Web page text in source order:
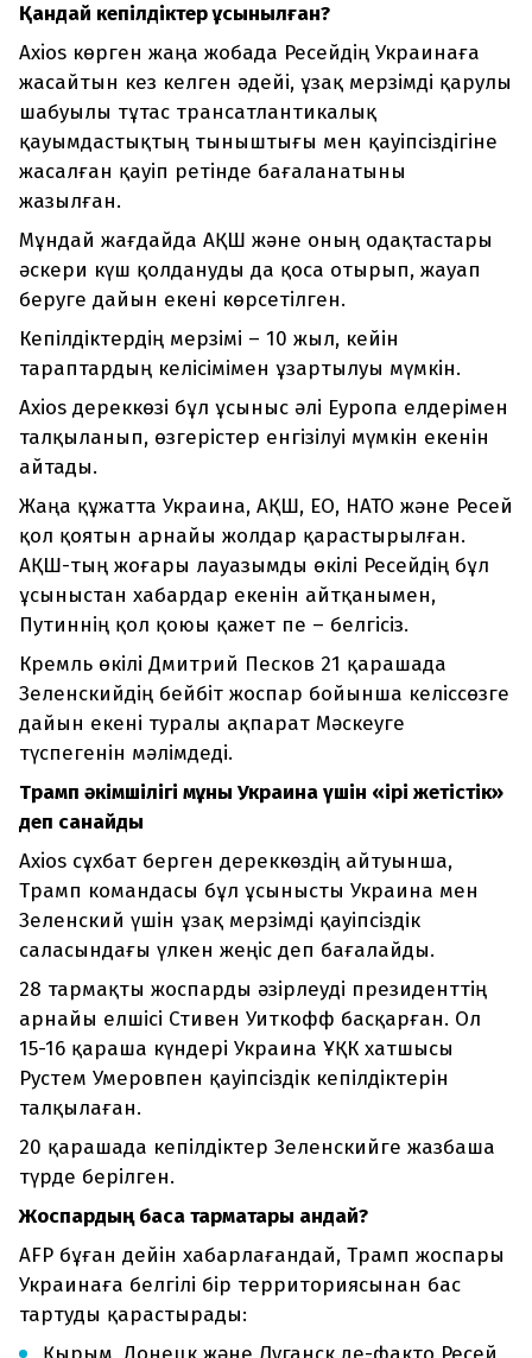
Қандай кепілдіктер ұсынылған?
Axios көрген жаңа жобада Ресейдің Украинаға
жасайтын кез келген әдейі, ұзақ мерзімді қарулы
шабуылы тұтас трансатлантикалық
қауымдастықтың тыныштығы мен қауіпсіздігіне
жасалған қауіп ретінде бағаланатыны
жазылған.
Мұндай жағдайда АҚШ және оның одақтастары
әскери күш қолдануды да қоса отырып, жауап
беруге дайын екені көрсетілген.
Кепілдіктердің мерзімі – 10 жыл, кейін
тараптардың келісімімен ұзартылуы мүмкін.
Axios дереккөзі бұл ұсыныс әлі Еуропа елдерімен
талқыланып, өзгерістер енгізілуі мүмкін екенін
айтады.
Жаңа құжатта Украина, АҚШ, ЕО, НАТО және Ресей
қол қоятын арнайы жолдар қарастырылған.
АҚШ-тың жоғары лауазымды өкілі Ресейдің бұл
ұсыныстан хабардар екенін айтқанымен,
Путиннің қол қоюы қажет пе – белгісіз.
Кремль өкілі Дмитрий Песков 21 қарашада
Зеленскийдің бейбіт жоспар бойынша келіссөзге
дайын екені туралы ақпарат Мәскеуге
түспегенін мәлімдеді.
Трамп әкімшілігі мұны Украина үшін «ірі жетістік»
деп санайды
Axios сұхбат берген дереккөздің айтуынша,
Трамп командасы бұл ұсынысты Украина мен
Зеленский үшін ұзақ мерзімді қауіпсіздік
саласындағы үлкен жеңіс деп бағалайды.
28 тармақты жоспарды әзірлеуді президенттің
арнайы елшісі Стивен Уиткофф басқарған. Ол
15-16 қараша күндері Украина ҰҚК хатшысы
Рустем Умеровпен қауіпсіздік кепілдіктерін
талқылаған.
20 қарашада кепілдіктер Зеленскийге жазбаша
түрде берілген.
Жоспардың басқа тармақтары қандай?
AFP бұған дейін хабарлағандай, Трамп жоспары
Украинаға белгілі бір территориясынан бас
тартуды қарастырады: